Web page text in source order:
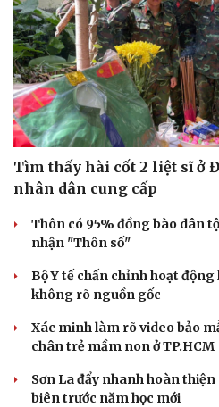
Tìm thấy hài cốt 2 liệt sĩ ở
nhân dân cung cấp
Thôn có 95% đồng bào dân
nhận "Thôn số"
Bộ Y tế chấn chỉnh hoạt
không rõ nguồn gốc
Xác minh làm rõ video bảo
chân trẻ mầm non ở TP.HCM
Sơn La đẩy nhanh hoàn
biên trước năm học mới